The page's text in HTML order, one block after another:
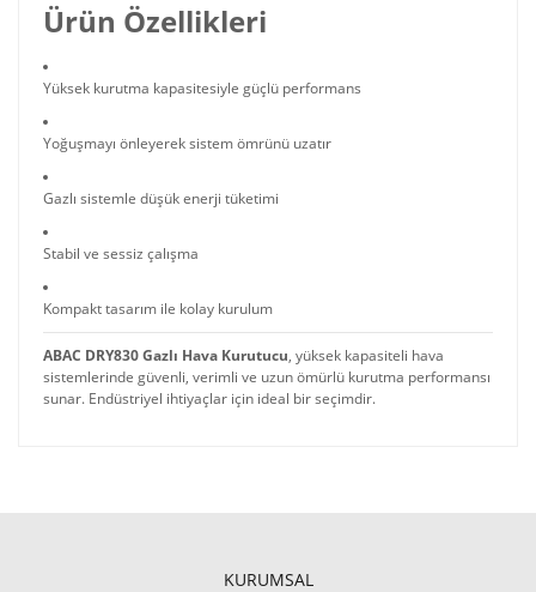
Ürün Özellikleri
Yüksek kurutma kapasitesiyle güçlü performans
Yoğuşmayı önleyerek sistem ömrünü uzatır
Gazlı sistemle düşük enerji tüketimi
Stabil ve sessiz çalışma
Kompakt tasarım ile kolay kurulum
ABAC DRY830 Gazlı Hava Kurutucu, yüksek kapasiteli hava
sistemlerinde güvenli, verimli ve uzun ömürlü kurutma performansı
sunar. Endüstriyel ihtiyaçlar için ideal bir seçimdir.
KURUMSAL